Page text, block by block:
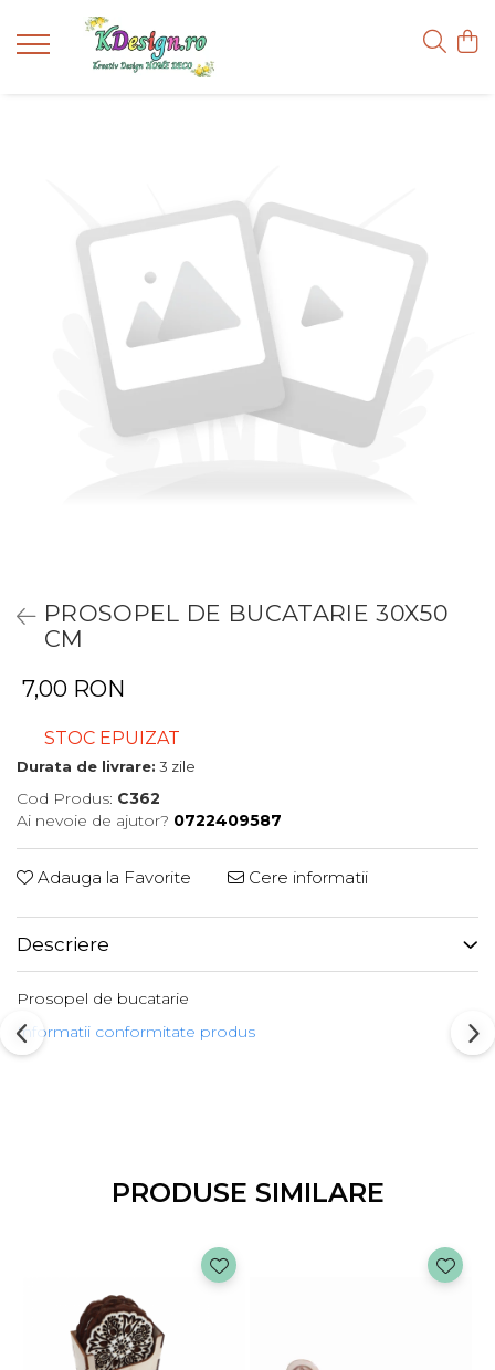
PROSOPEL DE BUCATARIE 30X50
CM
7,00 RON
STOC EPUIZAT
Durata de livrare: 3 zile
Cod Produs: C362
Ai nevoie de ajutor? 0722409587
Adauga la Favorite Cere informatii
Descriere
Prosopel de bucatarie
Informatii conformitate produs
PRODUSE SIMILARE